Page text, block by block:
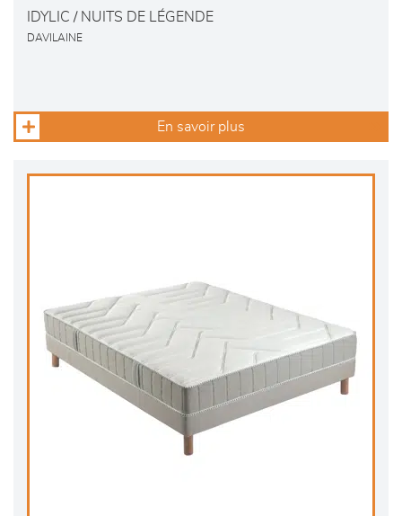
IDYLIC / NUITS DE LÉGENDE
DAVILAINE
En savoir plus